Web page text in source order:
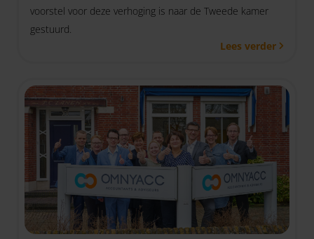
voorstel voor deze verhoging is naar de Tweede kamer
gestuurd.
Lees verder